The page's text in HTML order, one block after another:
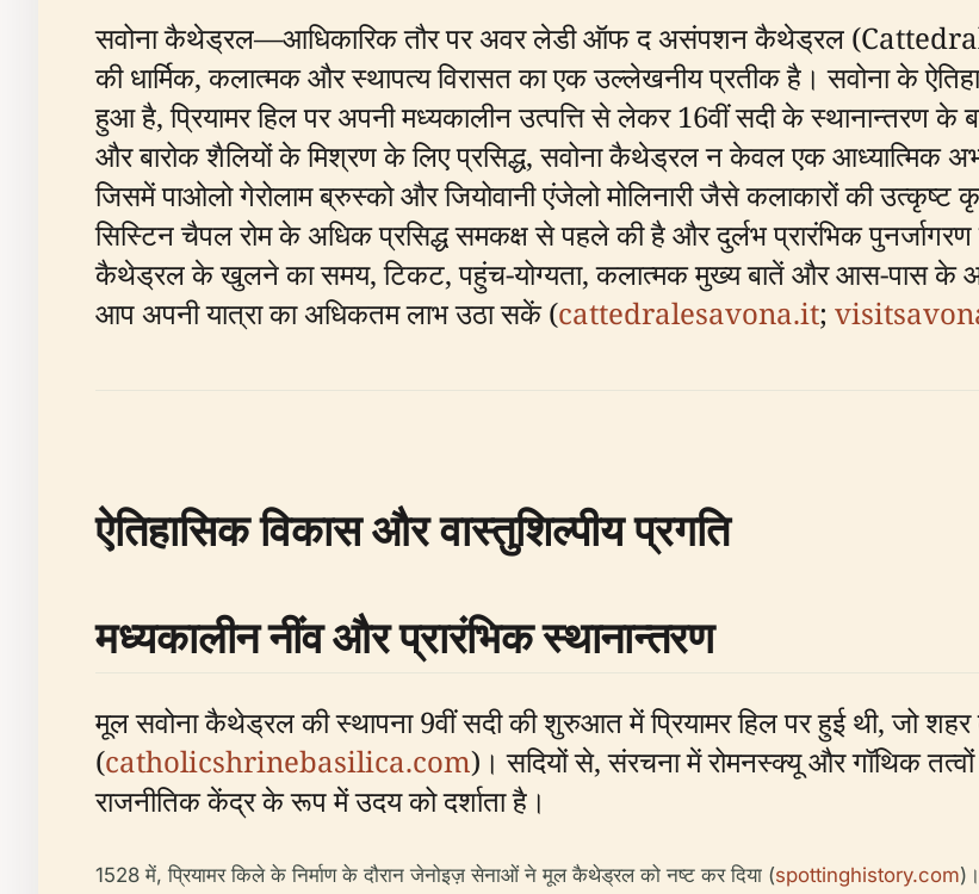
सवोना कैथेड्रल—आधिकारिक तौर पर अवर लेडी ऑफ द असंपशन कैथेड्रल
की धार्मिक, कलात्मक और स्थापत्य विरासत का एक उल्लेखनीय प्रतीक है। सवोना के
हुआ है, प्रियामर हिल पर अपनी मध्यकालीन उत्पत्ति से लेकर 16वीं सदी के स्थानान्तरण के
और बारोक शैलियों के मिश्रण के लिए प्रसिद्ध, सवोना कैथेड्रल न केवल एक आध्यात्मिक
जिसमें पाओलो गेरोलाम ब्रुस्को और जियोवानी एंजेलो मोलिनारी जैसे कलाकारों की
सिस्टिन चैपल रोम के अधिक प्रसिद्ध समकक्ष से पहले की है और दुर्लभ प्रारंभिक पुनर्जागरण
कैथेड्रल के खुलने का समय, टिकट, पहुंच-योग्यता, कलात्मक मुख्य बातें और आस-पास के
आप अपनी यात्रा का अधिकतम लाभ उठा सकें (cattedralesavona.it;
ऐतिहासिक विकास और वास्तुशिल्पीय प्रगति
मध्यकालीन नींव और प्रारंभिक स्थानान्तरण
मूल सवोना कैथेड्रल की स्थापना 9वीं सदी की शुरुआत में प्रियामर हिल पर हुई थी, जो
(catholicshrinebasilica.com)। सदियों से, संरचना में रोमनस्क्यू और गॉथिक
राजनीतिक केंद्र के रूप में उदय को दर्शाता है।
1528 में, प्रियामर किले के निर्माण के दौरान जेनोइज़ सेनाओं ने मूल कैथेड्रल को नष्ट कर दिया (spottinghistory.com